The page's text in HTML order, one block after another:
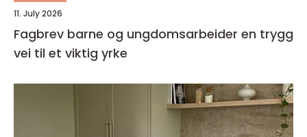
11. July 2026
Fagbrev barne og ungdomsarbeider en trygg
vei til et viktig yrke